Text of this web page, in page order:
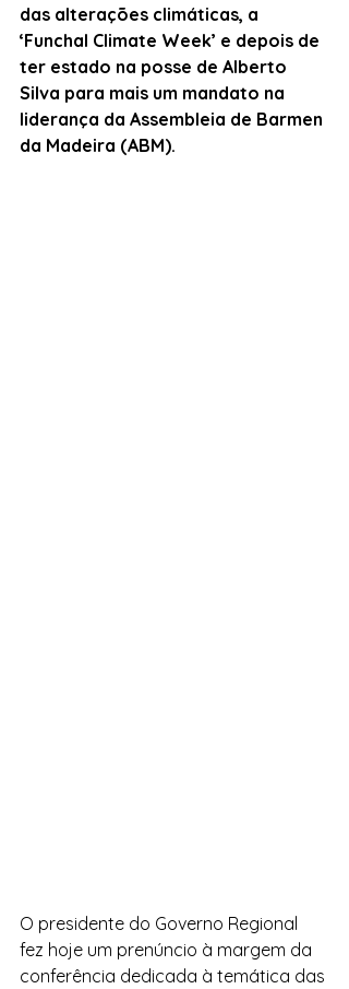
das alterações climáticas, a
‘Funchal Climate Week’ e depois de
ter estado na posse de Alberto
Silva para mais um mandato na
liderança da Assembleia de Barmen
da Madeira (ABM).
O presidente do Governo Regional
fez hoje um prenúncio à margem da
conferência dedicada à temática das